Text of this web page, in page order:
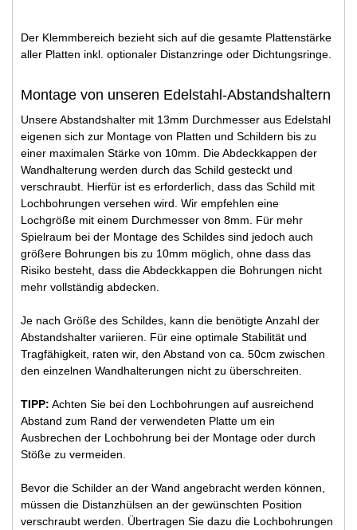
Der Klemmbereich bezieht sich auf die gesamte Plattenstärke
aller Platten inkl. optionaler Distanzringe oder Dichtungsringe.
Montage von unseren Edelstahl-Abstandshaltern
Unsere Abstandshalter mit 13mm Durchmesser aus Edelstahl
eigenen sich zur Montage von Platten und Schildern bis zu
einer maximalen Stärke von 10mm. Die Abdeckkappen der
Wandhalterung werden durch das Schild gesteckt und
verschraubt. Hierfür ist es erforderlich, dass das Schild mit
Lochbohrungen versehen wird. Wir empfehlen eine
Lochgröße mit einem Durchmesser von 8mm. Für mehr
Spielraum bei der Montage des Schildes sind jedoch auch
größere Bohrungen bis zu 10mm möglich, ohne dass das
Risiko besteht, dass die Abdeckkappen die Bohrungen nicht
mehr vollständig abdecken.
Je nach Größe des Schildes, kann die benötigte Anzahl der
Abstandshalter variieren. Für eine optimale Stabilität und
Tragfähigkeit, raten wir, den Abstand von ca. 50cm zwischen
den einzelnen Wandhalterungen nicht zu überschreiten.
TIPP: Achten Sie bei den Lochbohrungen auf ausreichend
Abstand zum Rand der verwendeten Platte um ein
Ausbrechen der Lochbohrung bei der Montage oder durch
Stöße zu vermeiden.
Bevor die Schilder an der Wand angebracht werden können,
müssen die Distanzhülsen an der gewünschten Position
verschraubt werden. Übertragen Sie dazu die Lochbohrungen